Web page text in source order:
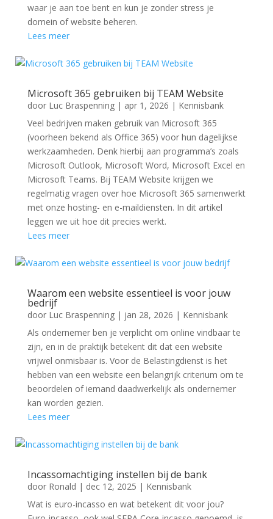
waar je aan toe bent en kun je zonder stress je
domein of website beheren.
Lees meer
Microsoft 365 gebruiken bij TEAM Website
door Luc Braspenning| apr 1, 2026 | Kennisbank
Veel bedrijven maken gebruik van Microsoft 365
(voorheen bekend als Office 365) voor hun dagelijkse
werkzaamheden. Denk hierbij aan programma’s zoals
Microsoft Outlook, Microsoft Word, Microsoft Excel en
Microsoft Teams. Bij TEAM Website krijgen we
regelmatig vragen over hoe Microsoft 365 samenwerkt
met onze hosting- en e-maildiensten. In dit artikel
leggen we uit hoe dit precies werkt.
Lees meer
Waarom een website essentieel is voor jouw
bedrijf
door Luc Braspenning| jan 28, 2026 | Kennisbank
Als ondernemer ben je verplicht om online vindbaar te
zijn, en in de praktijk betekent dit dat een website
vrijwel onmisbaar is. Voor de Belastingdienst is het
hebben van een website een belangrijk criterium om te
beoordelen of iemand daadwerkelijk als ondernemer
kan worden gezien.
Lees meer
Incassomachtiging instellen bij de bank
door Ronald | dec 12, 2025 | Kennisbank
Wat is euro-incasso en wat betekent dit voor jou?